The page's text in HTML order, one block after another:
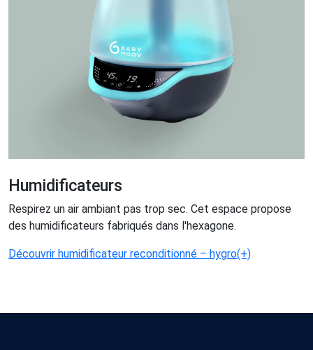
Humidificateurs
Respirez un air ambiant pas trop sec. Cet espace propose
des humidificateurs fabriqués dans l'hexagone.
Découvrir humidificateur reconditionné – hygro(+)